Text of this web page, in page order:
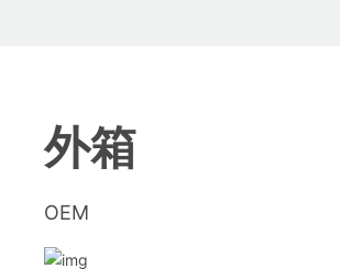
外箱
OEM